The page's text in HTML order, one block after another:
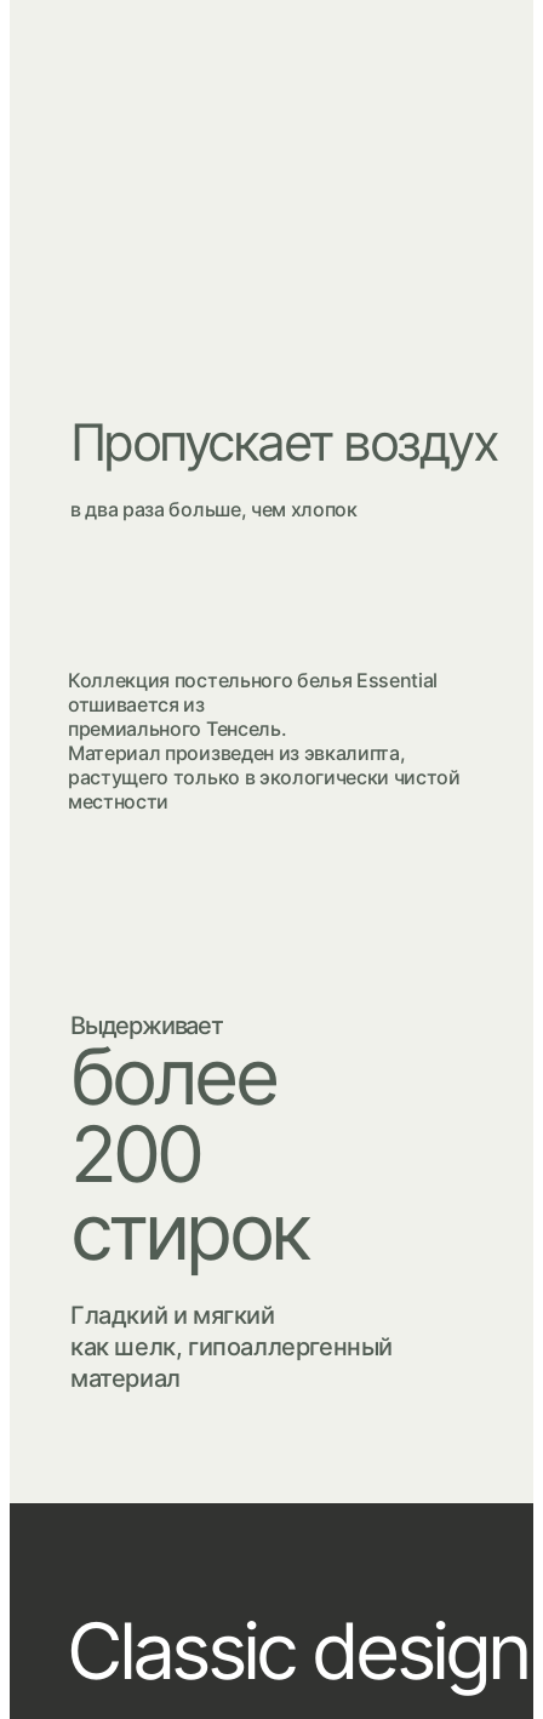
Пропускает воздух
в два раза больше, чем хлопок
Коллекция постельного белья Essential
отшивается из
премиального Тенсель.
Материал произведен из эвкалипта,
растущего только в экологически чистой
местности
Выдерживает
более
200
стирок
Гладкий и мягкий
как шелк, гипоаллергенный
материал
Сlassic design